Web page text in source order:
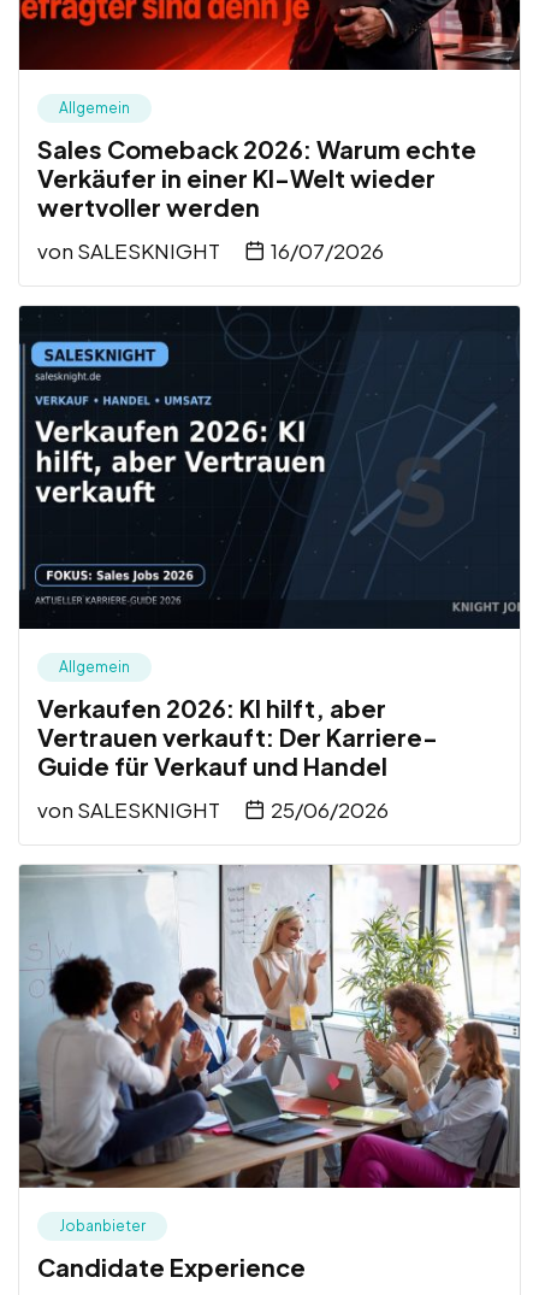
Allgemein
Sales Comeback 2026: Warum echte
Verkäufer in einer KI-Welt wieder
wertvoller werden
von SALESKNIGHT 16/07/2026
Allgemein
Verkaufen 2026: KI hilft, aber
Vertrauen verkauft: Der Karriere-
Guide für Verkauf und Handel
von SALESKNIGHT 25/06/2026
Jobanbieter
Candidate Experience